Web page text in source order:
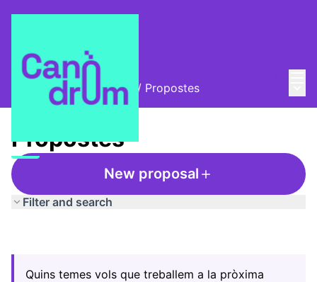
Trobades i assemblees / Propostes
Propostes
New proposal
Filter and search
Quins temes vols que treballem a la pròxima